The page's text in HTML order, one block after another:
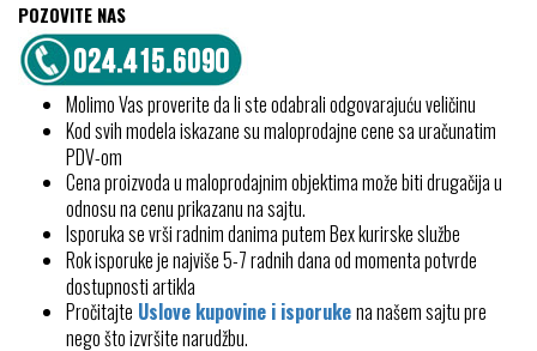
POZOVITE NAS
Molimo Vas proverite da li ste odabrali odgovarajuću veličinu
Kod svih modela iskazane su maloprodajne cene sa uračunatim
PDV-om
Cena proizvoda u maloprodajnim objektima može biti drugačija u
odnosu na cenu prikazanu na sajtu.
Isporuka se vrši radnim danima putem Bex kurirske službe
Rok isporuke je najviše 5-7 radnih dana od momenta potvrde
dostupnosti artikla
Pročitajte Uslove kupovine i isporukena našem sajtu pre
nego što izvršite narudžbu.